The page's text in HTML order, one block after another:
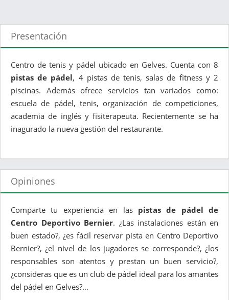
Presentación
Centro de tenis y pádel ubicado en Gelves. Cuenta con 8
pistas de pádel, 4 pistas de tenis, salas de fitness y 2
piscinas. Además ofrece servicios tan variados como:
escuela de pádel, tenis, organización de competiciones,
academia de inglés y fisiterapeuta. Recientemente se ha
inagurado la nueva gestión del restaurante.
Opiniones
Comparte tu experiencia en las pistas de pádel de
Centro Deportivo Bernier. ¿Las instalaciones están en
buen estado?, ¿es fácil reservar pista en Centro Deportivo
Bernier?, ¿el nivel de los jugadores se corresponde?, ¿los
responsables son atentos y prestan un buen servicio?,
¿consideras que es un club de pádel ideal para los amantes
del pádel en Gelves?...